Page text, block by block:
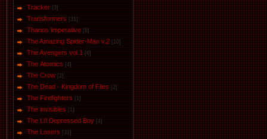
Tracker [3]
Transformers [31]
Thanos Imperative [8]
The Amazing Spider-Man v.2 [10]
The Avengers vol.1 [6]
The Аtomics [4]
The Crow [2]
The Dead - Kingdom of Flies [2]
The Firefighters [1]
The invisibles [1]
The Li'l Depressed Boy [4]
The Losers [31]